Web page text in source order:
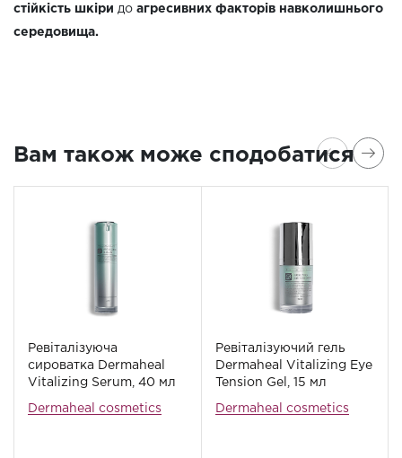
стійкість шкіри до агресивних факторів навколишнього
середовища.
Вам також може сподобатися
Ревіталізуюча
сироватка Dermaheal
Vitalizing Serum, 40 мл
Dermaheal cosmetics
Ревіталізуючий гель
Dermaheal Vitalizing Eye
Tension Gel, 15 мл
Dermaheal cosmetics